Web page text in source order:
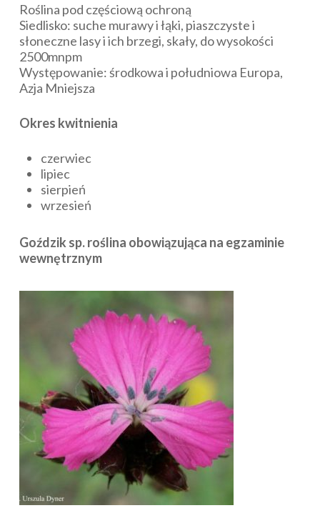
Roślina pod częściową ochroną
Siedlisko: suche murawy i łąki, piaszczyste i
słoneczne lasy i ich brzegi, skały, do wysokości
2500mnpm
Występowanie: środkowa i południowa Europa,
Azja Mniejsza
Okres kwitnienia
czerwiec
lipiec
sierpień
wrzesień
Goździk sp. roślina obowiązująca na egzaminie
wewnętrznym